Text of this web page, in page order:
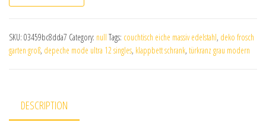
SKU: 03459bc8dda7 Category: null Tags: couchtisch eiche massiv edelstahl, deko frosch
garten groß, depeche mode ultra 12 singles, klappbett schrank, türkranz grau modern
DESCRIPTION